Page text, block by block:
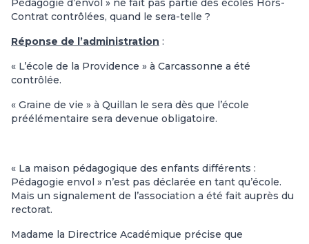
Pédagogie d’envol » ne fait pas partie des écoles Hors-
Contrat contrôlées, quand le sera-telle ?
Réponse de l’administration :
« L’école de la Providence » à Carcassonne a été
contrôlée.
« Graine de vie » à Quillan le sera dès que l’école
préélémentaire sera devenue obligatoire.
« La maison pédagogique des enfants différents :
Pédagogie envol » n’est pas déclarée en tant qu’école.
Mais un signalement de l’association a été fait auprès du
rectorat.
Madame la Directrice Académique précise que